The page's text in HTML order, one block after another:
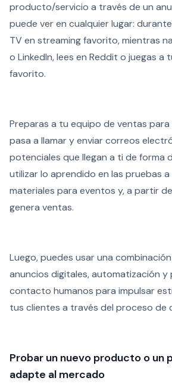
producto/servicio a través de un
puede ver en cualquier lugar:
TV en streaming favorito, mientras
o LinkedIn, lees en Reddit o juegas a
favorito.
Preparas a tu equipo de ventas
pasa a llamar y enviar correos
potenciales que llegan a ti de forma
utilizar lo aprendido en las pruebas
materiales para eventos y, a partir
genera ventas.
Luego, puedes usar una
anuncios digitales, automatización y
contacto humanos para impulsar
tus clientes a través del proceso de
Probar un nuevo producto o un
adapte al mercado